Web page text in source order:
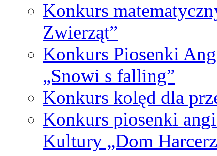
Konkurs
Zwierząt”
Konkurs Piosenki
„Snowi s falling”
Konkurs kolęd dla
Konkurs piosenki
Kultury „Dom